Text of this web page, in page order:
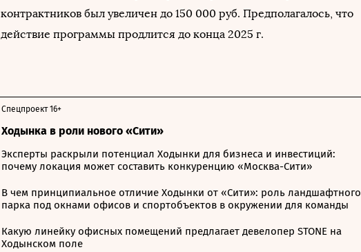
контрактников был увеличен до 150 000 руб. Предполагалось, что
действие программы продлится до конца 2025 г.
Ходынка в роли нового «Сити»
Спецпроект 16+
Эксперты раскрыли потенциал Ходынки для бизнеса и инвестиций:
почему локация может составить конкуренцию «Москва-Сити»
В чем принципиальное отличие Ходынки от «Сити»: роль ландшафтного
парка под окнами офисов и спортобъектов в окружении для команды
Какую линейку офисных помещений предлагает девелопер STONE на
Ходынском поле